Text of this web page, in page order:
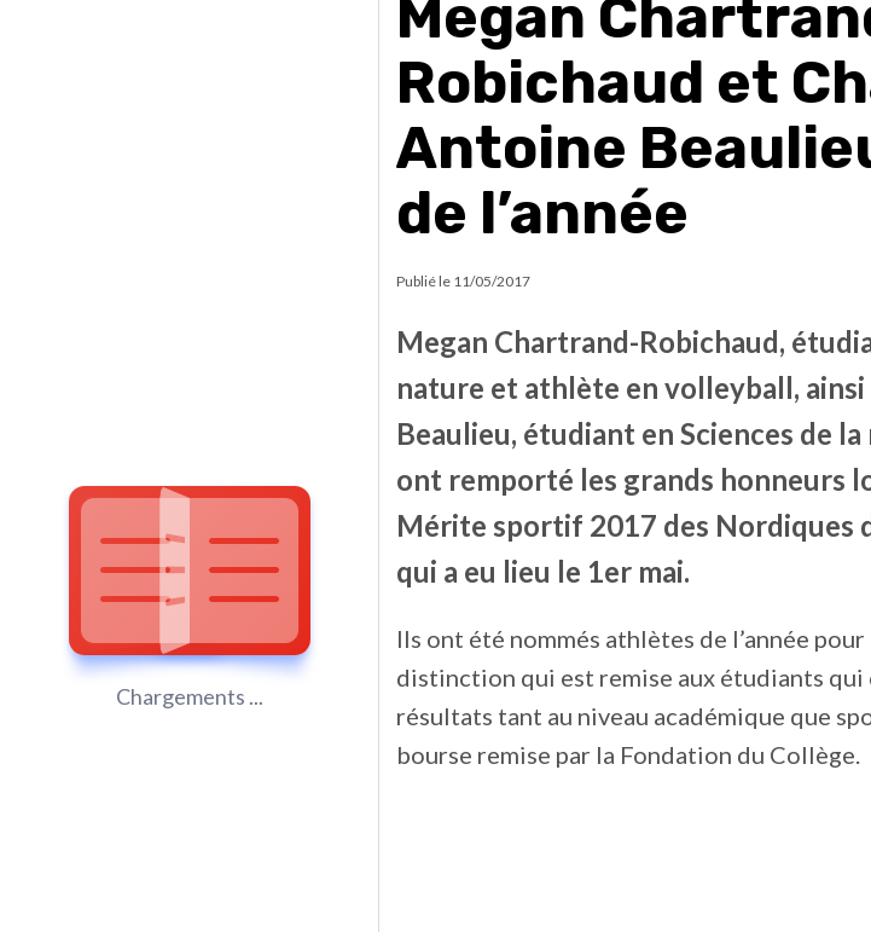
Chargements ...
Megan
Robichaud et
Antoine
de l’année
Publié le 11/05/2017
Megan Chartrand-Robichaud,
nature et athlète en volleyball,
Beaulieu, étudiant en Sciences de
ont remporté les grands honneurs
Mérite sportif 2017 des Nordiques
qui a eu lieu le 1er mai.
Ils ont été nommés athlètes de l’année
distinction qui est remise aux étudiants qui
résultats tant au niveau académique que
bourse remise par la Fondation du Collège.